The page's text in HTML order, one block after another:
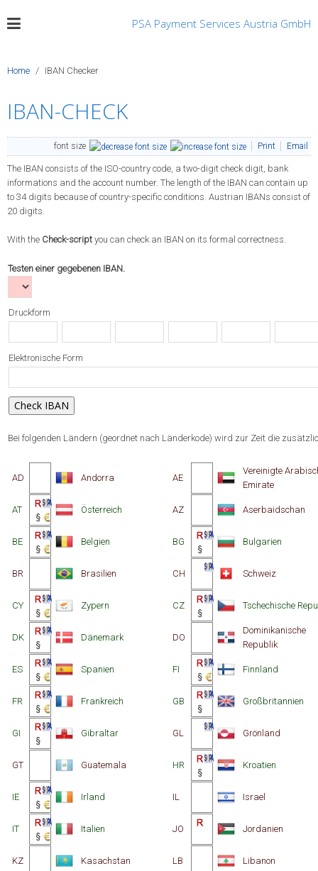
PSA Payment Services Austria GmbH
Home IBAN Checker
IBAN-CHECK
font size Print Email
The IBAN consists of the ISO-country code, a two-digit check digit, bank
informations and the account number. The length of the IBAN can contain up
to 34 digits because of country-specific conditions. Austrian IBANs consist of
20 digits.
With the Check-script you can check an IBAN on its formal correctness.
Testen einer gegebenen IBAN.
Druckform
Elektronische Form
Bei folgenden Ländern (geordnet nach Länderkode) wird zur Zeit die
AD Andorra AE
Vereinigte
Emirate
AT Österreich AZ Aserbaidschan
BE Belgien BG Bulgarien
BR Brasilien CH Schweiz
CY Zypern CZ Tschechische
DK Dänemark DO
Dominikanische
Republik
ES Spanien FI Finnland
FR Frankreich GB Großbritannien
GI Gibraltar GL Grönland
GT Guatemala HR Kroatien
IE Irland IL Israel
IT Italien JO Jordanien
KZ Kasachstan LB Libanon